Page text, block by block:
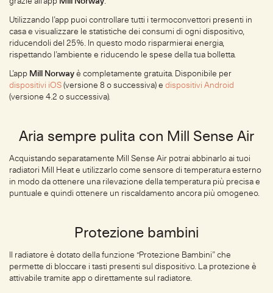
Utilizzando l’app puoi controllare tutti i termoconvettori presenti in
casa e visualizzare le statistiche dei consumi di ogni dispositivo,
riducendoli del 25%. In questo modo risparmierai energia,
rispettando l’ambiente e riducendo le spese della tua bolletta.
L’app Mill Norway è completamente gratuita. Disponibile per
dispositivi iOS (versione 8 o successiva) e dispositivi Android
(versione 4.2 o successiva).
Aria sempre pulita con Mill Sense Air
Acquistando separatamente Mill Sense Air potrai abbinarlo ai tuoi
radiatori Mill Heat e utilizzarlo come sensore di temperatura esterno
in modo da ottenere una rilevazione della temperatura più precisa e
puntuale e quindi ottenere un riscaldamento ancora più omogeneo.
Protezione bambini
Il radiatore è dotato della funzione “Protezione Bambini” che
permette di bloccare i tasti presenti sul dispositivo. La protezione è
attivabile tramite app o direttamente sul radiatore.